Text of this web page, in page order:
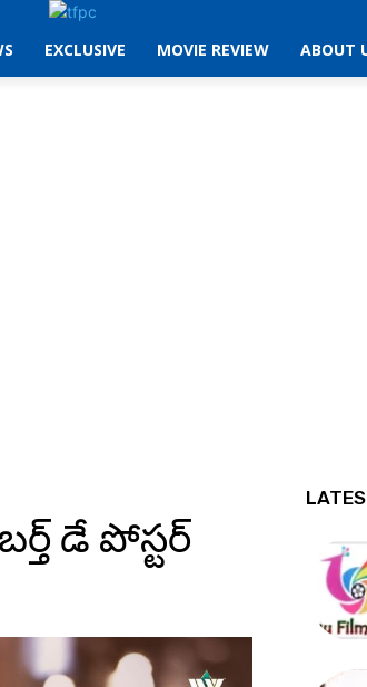
EXCLUSIVE MOVIE REVIEW ABOUT
డే పోస్టర్